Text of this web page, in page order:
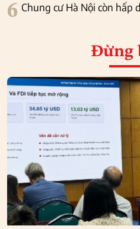
6 Chung cư Hà Nội còn hấp
Đừng